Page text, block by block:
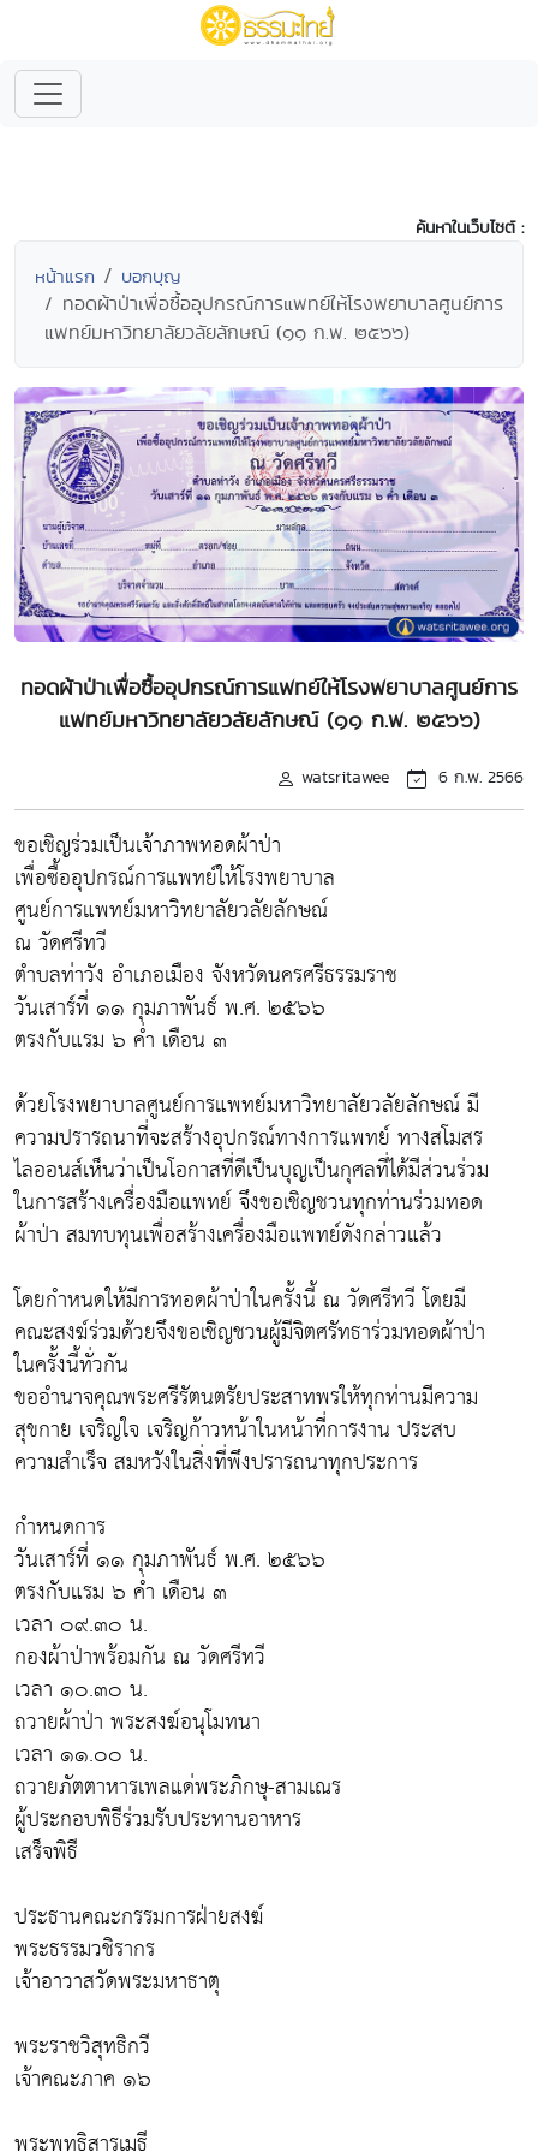
ค้นหาในเว็บไซต์ :
หน้าแรก บอกบุญ
ทอดผ้าป่าเพื่อซื้ออุปกรณ์การแพทย์ให้โรงพยาบาลศูนย์การ
แพทย์มหาวิทยาลัยวลัยลักษณ์ (๑๑ ก.พ. ๒๕๖๖)
ทอดผ้าป่าเพื่อซื้ออุปกรณ์การแพทย์ให้โรงพยาบาลศูนย์การ
แพทย์มหาวิทยาลัยวลัยลักษณ์ (๑๑ ก.พ. ๒๕๖๖)
watsritawee 6 ก.พ. 2566
ขอเชิญร่วมเป็นเจ้าภาพทอดผ้าป่า
เพื่อซื้ออุปกรณ์การแพทย์ให้โรงพยาบาล
ศูนย์การแพทย์มหาวิทยาลัยวลัยลักษณ์
ณ วัดศรีทวี
ตำบลท่าวัง อำเภอเมือง จังหวัดนครศรีธรรมราช
วันเสาร์ที่ ๑๑ กุมภาพันธ์ พ.ศ. ๒๕๖๖
ตรงกับแรม ๖ ค่ำ เดือน ๓
ด้วยโรงพยาบาลศูนย์การแพทย์มหาวิทยาลัยวลัยลักษณ์ มี
ความปรารถนาที่จะสร้างอุปกรณ์ทางการแพทย์ ทางสโมสร
ไลออนส์เห็นว่าเป็นโอกาสที่ดีเป็นบุญเป็นกุศลที่ได้มีส่วนร่วม
ในการสร้างเครื่องมือแพทย์ จึงขอเชิญชวนทุกท่านร่วมทอด
ผ้าป่า สมทบทุนเพื่อสร้างเครื่องมือแพทย์ดังกล่าวแล้ว
โดยกำหนดให้มีการทอดผ้าป่าในครั้งนี้ ณ วัดศรีทวี โดยมี
คณะสงฆ์ร่วมด้วยจึงขอเชิญชวนผู้มีจิตศรัทธาร่วมทอดผ้าป่า
ในครั้งนี้ทั่วกัน
ขออำนาจคุณพระศรีรัตนตรัยประสาทพรให้ทุกท่านมีความ
สุขกาย เจริญใจ เจริญก้าวหน้าในหน้าที่การงาน ประสบ
ความสำเร็จ สมหวังในสิ่งที่พึงปรารถนาทุกประการ
กำหนดการ
วันเสาร์ที่ ๑๑ กุมภาพันธ์ พ.ศ. ๒๕๖๖
ตรงกับแรม ๖ ค่ำ เดือน ๓
เวลา ๐๙.๓๐ น.
กองผ้าป่าพร้อมกัน ณ วัดศรีทวี
เวลา ๑๐.๓๐ น.
ถวายผ้าป่า พระสงฆ์อนุโมทนา
เวลา ๑๑.๐๐ น.
ถวายภัตตาหารเพลแด่พระภิกษุ-สามเณร
ผู้ประกอบพิธีร่วมรับประทานอาหาร
เสร็จพิธี
ประธานคณะกรรมการฝ่ายสงฆ์
พระธรรมวชิรากร
เจ้าอาวาสวัดพระมหาธาตุ
พระราชวิสุทธิกวี
เจ้าคณะภาค ๑๖